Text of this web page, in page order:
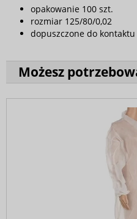
opakowanie 100 szt.
rozmiar 125/80/0,02
dopuszczone do kontaktu
Możesz